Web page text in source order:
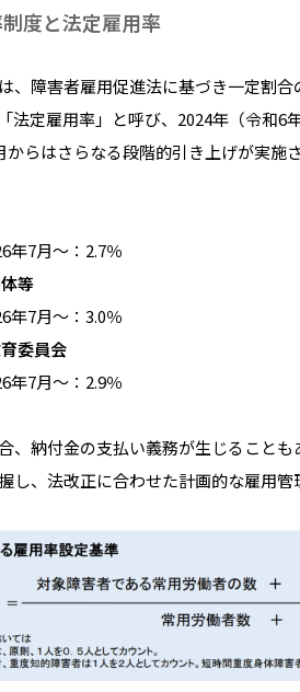
度と法定雇用率
、障害者雇用促進法に基づき一定割
法定雇用率」と呼び、2024年（令和6
らはさらなる段階的引き上げが実施さ
年7月～：2.7％
等
年7月～：3.0％
委員会
年7月～：2.9％
、納付金の支払い義務が生じること
し、法改正に合わせた計画的な雇用管